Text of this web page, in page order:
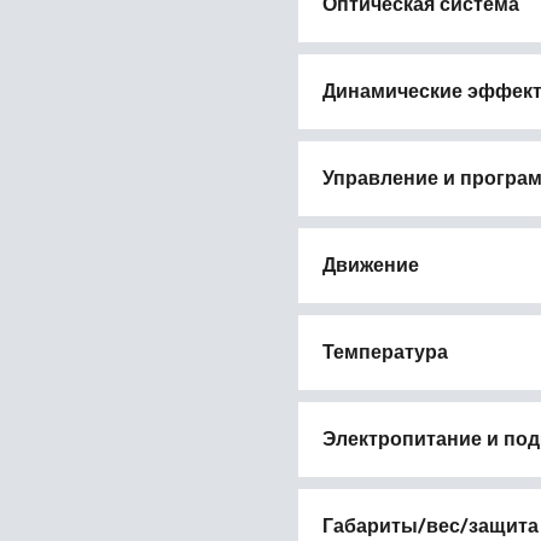
Динамические
Управление и
Движение
Температура
Электропитание и
Габариты/вес/защита